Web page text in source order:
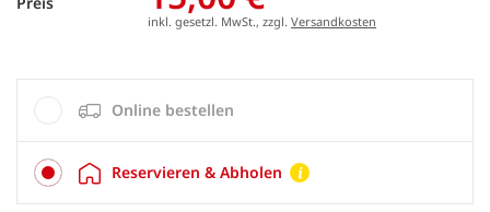
inkl. gesetzl. MwSt., zzgl. Versandkosten
Online bestellen
Reservieren & Abholen